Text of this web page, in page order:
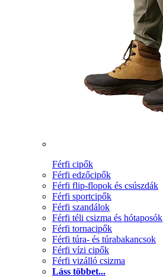
Férfi cipők
Férfi edzőcipők
Férfi flip-flopok és csúszdák
Férfi sportcipők
Férfi szandálok
Férfi téli csizma és hótaposók
Férfi tornacipők
Férfi túra- és túrabakancsok
Férfi vízi cipők
Férfi vizálló csizma
Láss többet...